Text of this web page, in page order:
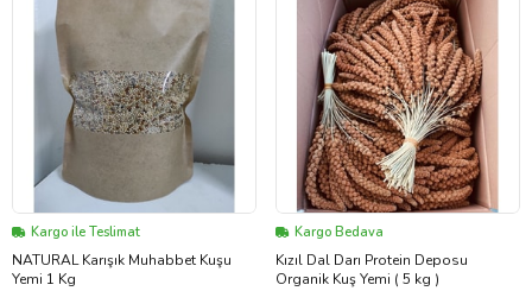
Kargo ile Teslimat
NATURAL Karışık Muhabbet Kuşu
Yemi 1 Kg
Kargo Bedava
Kızıl Dal Darı Protein Deposu
Organik Kuş Yemi ( 5 kg )